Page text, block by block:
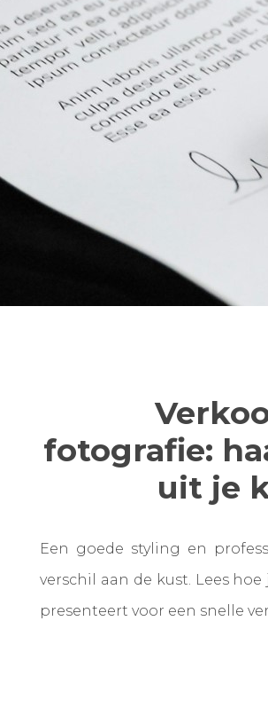
fotografie:
uit je
Een goede styling en
verschil aan de kust. Lees
presenteert voor een snelle